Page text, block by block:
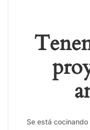
Se está